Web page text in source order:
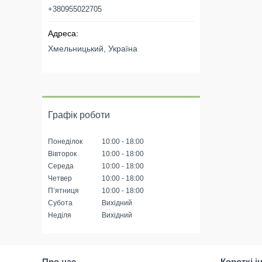
+380955022705
Хмельницький, Україна
Графік роботи
Понеділок 10:00
18:00
Вівторок
10:00
18:00
Середа
10:00
18:00
Четвер
10:00
18:00
Пʼятниця
10:00
18:00
Субота
Вихідний
Неділя
Вихідний